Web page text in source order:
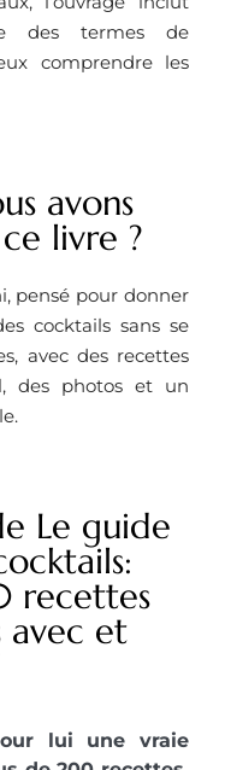
des termes de
comprendre les
avons
livre ?
pensé pour donner
cocktails sans se
avec des recettes
des photos et un
Le guide
recettes
avec et
lui une vraie